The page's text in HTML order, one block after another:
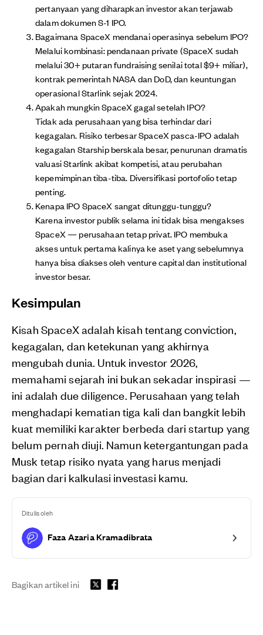
pertanyaan yang diharapkan investor akan terjawab
dalam dokumen S-1 IPO.
Bagaimana SpaceX mendanai operasinya sebelum IPO?
Melalui kombinasi: pendanaan private (SpaceX sudah
melalui 30+ putaran fundraising senilai total $9+ miliar),
kontrak pemerintah NASA dan DoD, dan keuntungan
operasional Starlink sejak 2024.
Apakah mungkin SpaceX gagal setelah IPO?
Tidak ada perusahaan yang bisa terhindar dari
kegagalan. Risiko terbesar SpaceX pasca-IPO adalah
kegagalan Starship berskala besar, penurunan dramatis
valuasi Starlink akibat kompetisi, atau perubahan
kepemimpinan tiba-tiba. Diversifikasi portofolio tetap
penting.
Kenapa IPO SpaceX sangat ditunggu-tunggu?
Karena investor publik selama ini tidak bisa mengakses
SpaceX — perusahaan tetap privat. IPO membuka
akses untuk pertama kalinya ke aset yang sebelumnya
hanya bisa diakses oleh venture capital dan institutional
investor besar.
Kesimpulan
Kisah SpaceX adalah kisah tentang conviction,
kegagalan, dan ketekunan yang akhirnya
mengubah dunia. Untuk investor 2026,
memahami sejarah ini bukan sekadar inspirasi —
ini adalah due diligence. Perusahaan yang telah
menghadapi kematian tiga kali dan bangkit lebih
kuat memiliki karakter berbeda dari startup yang
belum pernah diuji. Namun ketergantungan pada
Musk tetap risiko nyata yang harus menjadi
bagian dari kalkulasi investasi kamu.
Ditulis oleh
Faza Azaria Kramadibrata
Bagikan artikel ini